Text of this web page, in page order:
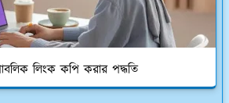
লিংক কপি করার পদ্ধতি